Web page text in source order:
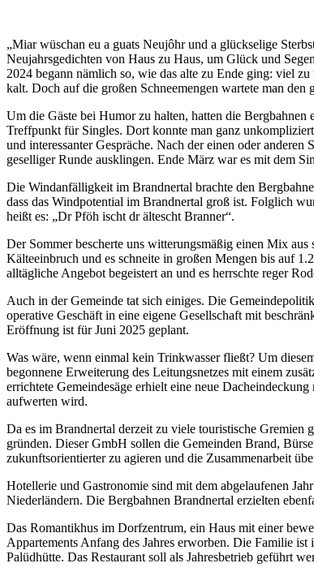
„Miar wüschan eu a guats Neujôhr und a glückselige
Neujahrsgedichten von Haus zu Haus, um Glück und
2024 begann nämlich so, wie das alte zu Ende ging: viel
kalt. Doch auf die großen Schneemengen wartete man den
Um die Gäste bei Humor zu halten, hatten die
Treffpunkt für Singles. Dort konnte man ganz
und interessanter Gespräche. Nach der einen oder
geselliger Runde ausklingen. Ende März war es mit dem
Die Windanfälligkeit im Brandnertal brachte den
dass das Windpotential im Brandnertal groß ist. Folglich
heißt es: „Dr Pföh ischt dr ältescht Branner“.
Der Sommer bescherte uns witterungsmäßig einen Mix
Kälteeinbruch und es schneite in großen Mengen bis auf
alltägliche Angebot begeistert an und es herrschte reger
Auch in der Gemeinde tat sich einiges. Die
operative Geschäft in eine eigene Gesellschaft mit
Eröffnung ist für Juni 2025 geplant.
Was wäre, wenn einmal kein Trinkwasser fließt? Um
begonnene Erweiterung des Leitungsnetzes mit einem
errichtete Gemeindesäge erhielt eine neue
aufwerten wird.
Da es im Brandnertal derzeit zu viele touristische Gremien
gründen. Dieser GmbH sollen die Gemeinden Brand,
zukunftsorientierter zu agieren und die Zusammenarbeit
Hotellerie und Gastronomie sind mit dem abgelaufenen
Niederländern. Die Bergbahnen Brandnertal erzielten
Das Romantikhus im Dorfzentrum, ein Haus mit einer
Appartements Anfang des Jahres erworben. Die Familie
Palüdhütte. Das Restaurant soll als Jahresbetrieb geführt